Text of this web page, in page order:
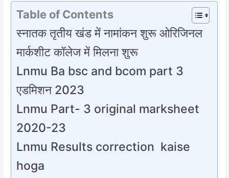
Table of Contents
स्नातक तृतीय खंड में नामांकन शुरू ओरिजिनल
मार्कशीट कॉलेज में मिलना शुरू
Lnmu Ba bsc and bcom part 3
एडमिशन 2023
Lnmu Part- 3 original marksheet
2020-23
Lnmu Results correction kaise
hoga